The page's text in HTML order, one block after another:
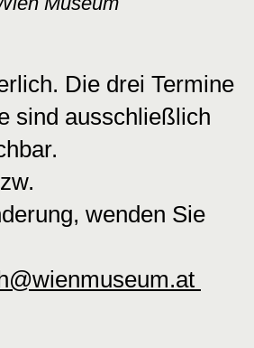
Die drei Termine
sind ausschließlich
wenden Sie